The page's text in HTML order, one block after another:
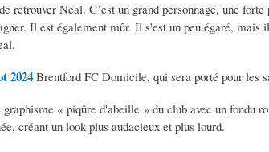
retrouver Neal. C’est un grand personnage, une
Il est également mûr. Il s'est un peu égaré,
2024Brentford FC Domicile, qui sera porté pour les
« piqûre d'abeille » du club avec un fondu
créant un look plus audacieux et plus lourd.